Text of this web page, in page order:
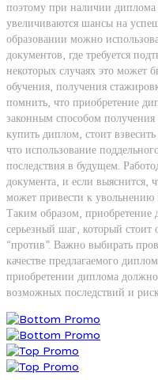
поэтому при наличии диплома
увеличиваются шансы на
образовании можно
документов, где требуется
некоторых случаях это может
обучения, получения
помнить, что приобретение
законным способом
купить диплом, стоит
что использование
последствия в будущем.
документа, и если выяснится,
может привести к
Таким образом, приобретение
серьезный шаг, который стоит
“против”. Важно выбирать
качестве предлагаемого
приобретении диплома
возможных последствий и